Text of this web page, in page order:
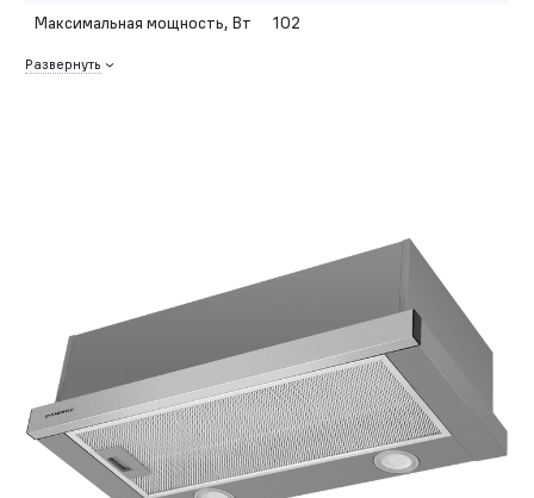
Максимальная мощность, Вт 102
Развернуть